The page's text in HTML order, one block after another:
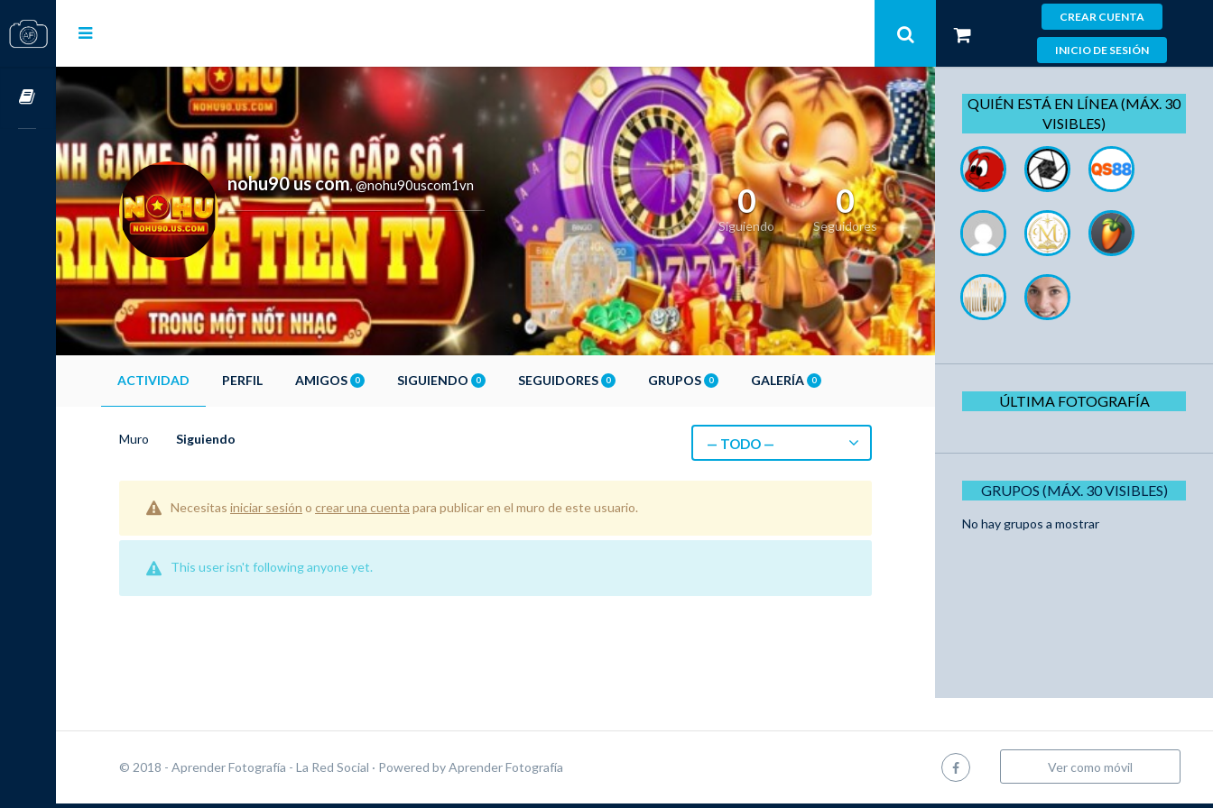
CREAR CUENTA
INICIO DE SESIÓN
Cursos OnLine
nohu90 us com,@nohu90uscom1vn 0
Siguiendo
0
Seguidores
ACTIVIDAD PERFIL AMIGOS 0 SIGUIENDO 0 SEGUIDORES 0 GRUPOS 0 GALERÍA 0
Muro Siguiendo — TODO —
Necesitas iniciar sesión o crear una cuenta para publicar en el muro de este usuario.
This user isn't following anyone yet.
QUIÉN ESTÁ EN LÍNEA (MÁX. 30
VISIBLES)
ÚLTIMA FOTOGRAFÍA
GRUPOS (MÁX. 30 VISIBLES)
No hay grupos a mostrar
© 2018 - Aprender Fotografía - La Red Social · Powered byAprender Fotografía